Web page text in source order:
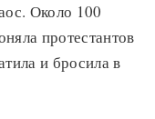
Около 100
протестантов
и бросила в